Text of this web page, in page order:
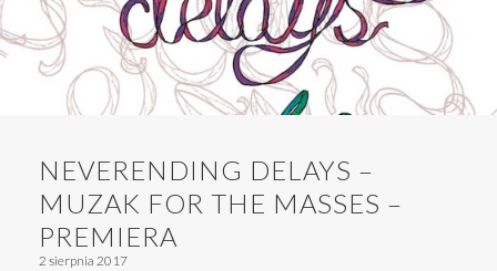
NEVERENDING DELAYS –
MUZAK FOR THE MASSES –
PREMIERA
2 sierpnia 2017